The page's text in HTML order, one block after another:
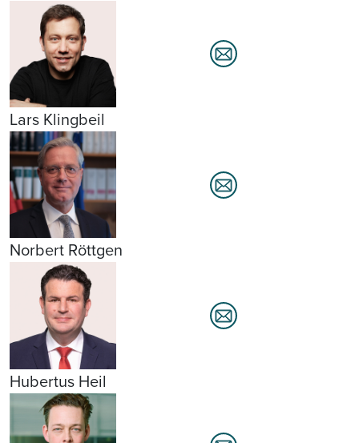
Lars Klingbeil
Norbert Röttgen
Hubertus Heil